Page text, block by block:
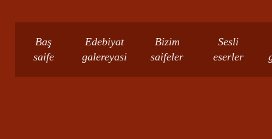
Baş
saife
Edebiyat
galereyasi
Bizim
saifeler
Sesli
eserler